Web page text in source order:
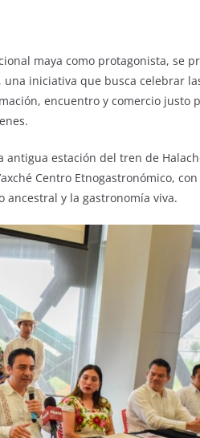
maya como protagonista, se
una iniciativa que busca celebrar
encuentro y comercio justo
antigua estación del tren de
Centro Etnogastronómico,
y la gastronomía viva.